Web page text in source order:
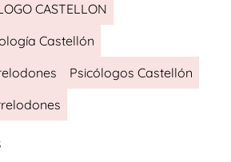
CASTELLON
Castellón
Psicólogos Castellón